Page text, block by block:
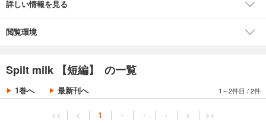
詳しい情報を見る
閲覧環境
Spilt milk 【短編】 の一覧
1巻へ 最新刊へ 1～2件目 /2件
<< < 1 ・ ・ ・ > >>